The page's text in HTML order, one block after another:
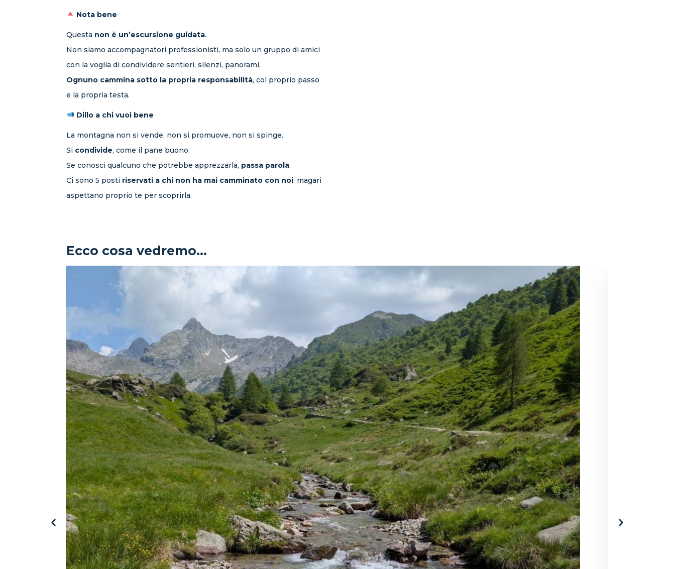
Nota bene
Questa non è un’escursione guidata.
Non siamo accompagnatori professionisti, ma solo un gruppo di amici
con la voglia di condividere sentieri, silenzi, panorami.
Ognuno cammina sotto la propria responsabilità, col proprio passo
e la propria testa.
Dillo a chi vuoi bene
La montagna non si vende, non si promuove, non si spinge.
Si condivide, come il pane buono.
Se conosci qualcuno che potrebbe apprezzarla, passa parola.
Ci sono 5 posti riservati a chi non ha mai camminato con noi: magari
aspettano proprio te per scoprirla.
Ecco cosa vedremo...